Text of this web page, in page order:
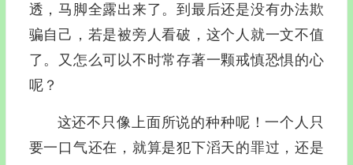
透，马脚全露出来了。到最后还是没有办法欺
骗自己，若是被旁人看破，这个人就一文不值
了。又怎么可以不时常存著一颗戒慎恐惧的心
呢？
这还不只像上面所说的种种呢！一个人只
要一口气还在，就算是犯下滔天的罪过，还是